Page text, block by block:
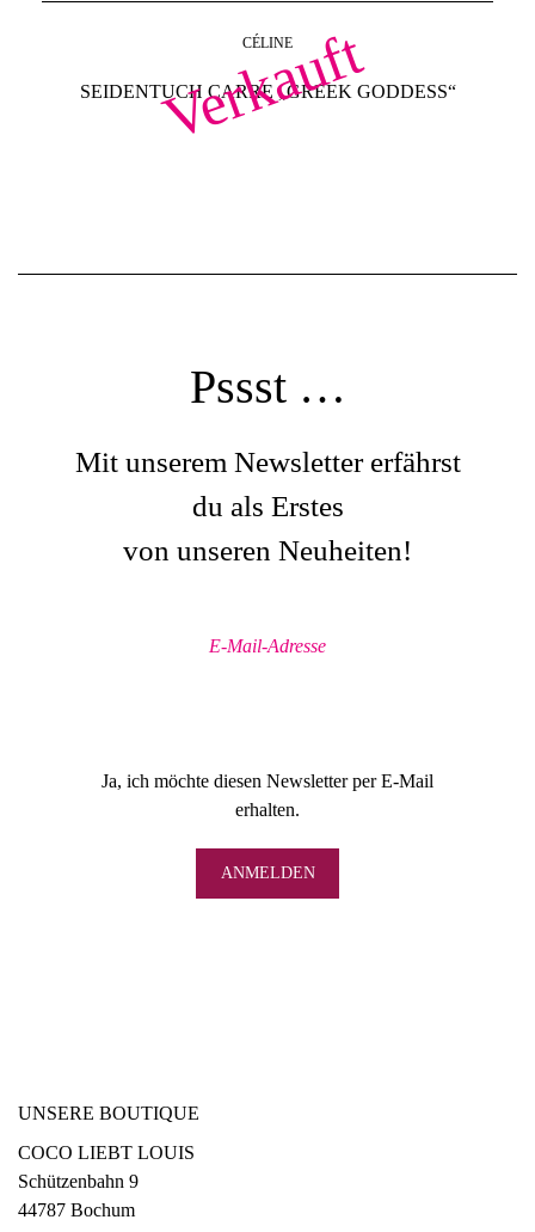
Verkauft
CÉLINE
SEIDENTUCH CARRE „GREEK GODDESS“
Pssst …
Mit unserem Newsletter erfährst
du als Erstes
von unseren Neuheiten!
Ja, ich möchte diesen Newsletter per E-Mail
erhalten.
UNSERE BOUTIQUE
COCO LIEBT LOUIS
Schützenbahn 9
44787 Bochum